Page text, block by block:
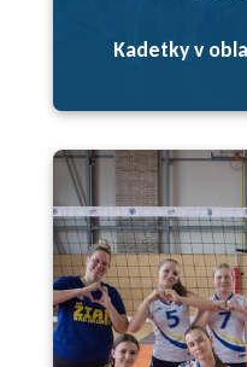
Kadetky v